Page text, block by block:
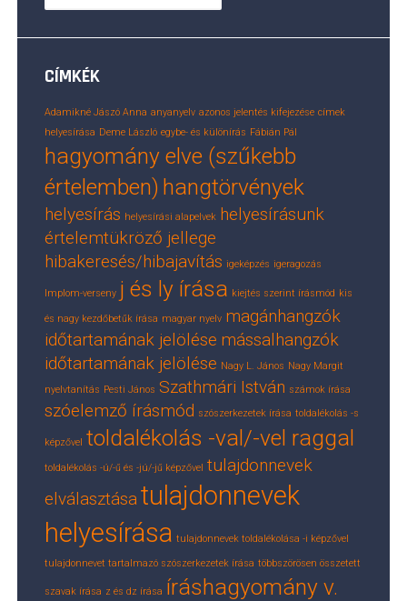
CÍMKÉK
Adamikné Jászó Anna anyanyelv azonos jelentés kifejezése címek
helyesírása Deme László egybe- és különírás Fábián Pál
hagyomány elve (szűkebb
értelemben) hangtörvények
helyesírás helyesírási alapelvek helyesírásunk
értelemtükröző jellege
hibakeresés/hibajavítás igeképzés igeragozás
Implom-verseny j és ly írása kiejtés szerint írásmód kis
és nagy kezdőbetűk írása magyar nyelv magánhangzók
időtartamának jelölése mássalhangzók
időtartamának jelölése Nagy L. János Nagy Margit
nyelvtanítás Pesti János Szathmári István számok írása
szóelemző írásmód szószerkezetek írása toldalékolás -s
képzővel toldalékolás -val/-vel raggal
toldalékolás -ú/-ű és -jú/-jű képzővel tulajdonnevek
elválasztásatulajdonnevek
helyesírása tulajdonnevek toldalékolása -i képzővel
tulajdonnevet tartalmazó szószerkezetek írása többszörösen összetett
szavak írása z és dz írása íráshagyomány v.